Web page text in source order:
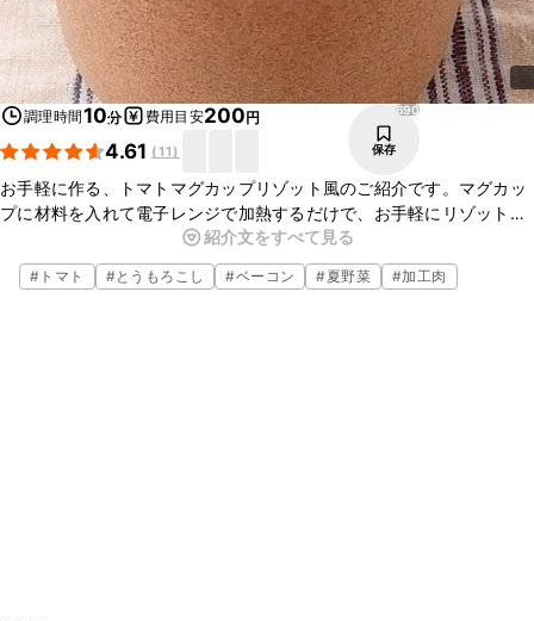
調理時間10分 費用目安200円
4.61 (11)
690
保存
お手軽に作る、トマトマグカップリゾット風のご紹介です。マグカッ
プに材料を入れて電子レンジで加熱するだけで、お手軽にリゾットが
作れますよ。忙しいときや軽食の一品として便利です。ぜひお試しく
ださいね。
紹介文をすべて見る
# トマト #とうもろこし #ベーコン #夏野菜 #加工肉